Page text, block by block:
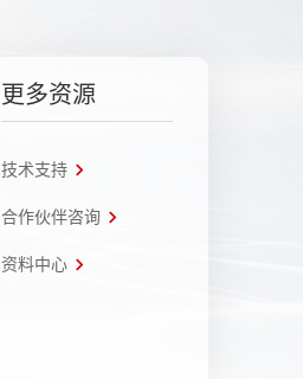
更多资源
技术支持
合作伙伴咨询
资料中心